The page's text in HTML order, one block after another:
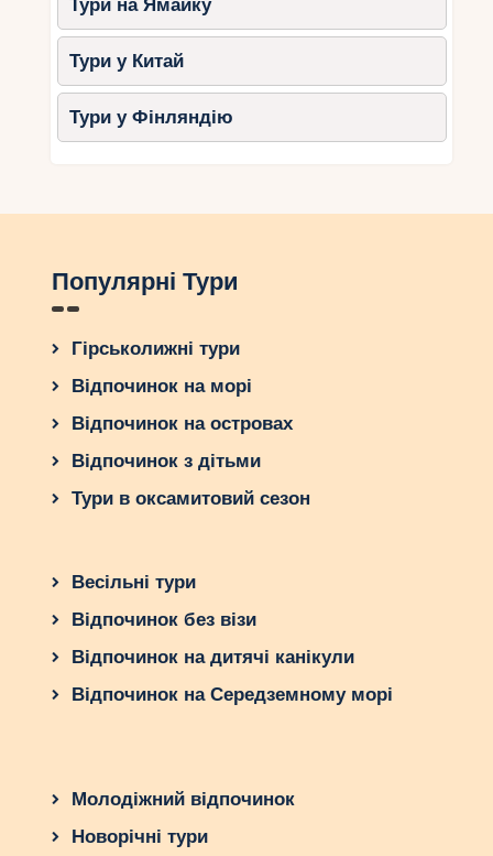
Тури на Ямайку
Тури у Китай
Тури у Фінляндію
Популярні Тури
Гірськолижні тури
Відпочинок на морі
Відпочинок на островах
Відпочинок з дітьми
Тури в оксамитовий сезон
Весільні тури
Відпочинок без візи
Відпочинок на дитячі канікули
Відпочинок на Середземному морі
Молодіжний відпочинок
Новорічні тури